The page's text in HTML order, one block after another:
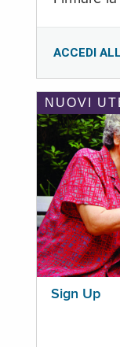
ACCEDI
NUOVI
Sign Up